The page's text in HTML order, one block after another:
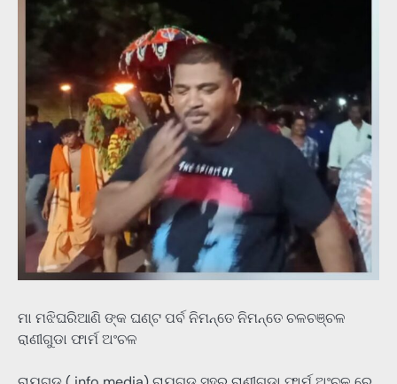
ମା ମଝିଘରିଆଣି ଙ୍କ ଘଣ୍ଟ ପର୍ବ ନିମନ୍ତେ ନିମନ୍ତେ ଚଳଚଞ୍ଚଳ
ରାଣୀଗୁଡା ଫାର୍ମ ଅଂଚଳ